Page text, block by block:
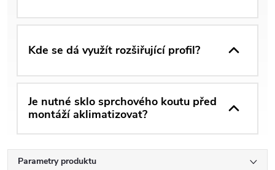
Kde se dá využít rozšiřující profil?
Je nutné sklo sprchového koutu před
montáží aklimatizovat?
Parametry produktu